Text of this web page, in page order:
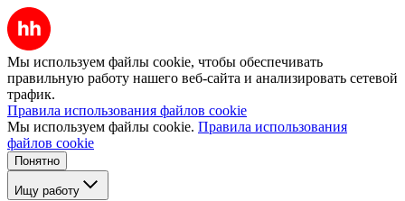
Мы используем файлы cookie, чтобы обеспечивать
правильную работу нашего веб-сайта и анализировать сетевой
трафик.
Правила использования файлов cookie
Мы используем файлы cookie. Правила использования
файлов cookie
Понятно
Ищу работу